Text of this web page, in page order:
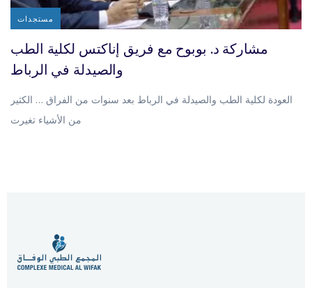
مستجدات
مشاركة د. بوبوح مع فريق إناكتس لكلية الطب
والصيدلة في الرباط
العودة لكلية الطب والصيدلة في الرباط بعد سنوات من الفراق … الكثير
من الأشياء تغيرت